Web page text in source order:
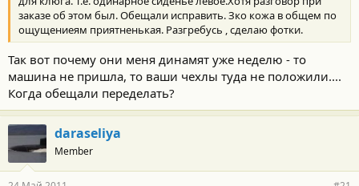
заказе об этом был. Обещали исправить. Зко кожа в общем по
ощущениеям приятненькая. Разгребусь , сделаю фотки.
Так вот почему они меня динамят уже неделю - то
машина не пришла, то ваши чехлы туда не положили....
Когда обещали переделать?
daraseliya
Member